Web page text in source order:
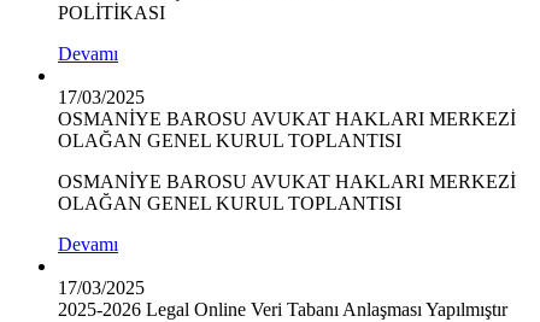
POLİTİKASI
Devamı
17/03/2025
OSMANİYE BAROSU AVUKAT HAKLARI MERKEZİ
OLAĞAN GENEL KURUL TOPLANTISI
OSMANİYE BAROSU AVUKAT HAKLARI MERKEZİ
OLAĞAN GENEL KURUL TOPLANTISI
Devamı
17/03/2025
2025-2026 Legal Online Veri Tabanı Anlaşması Yapılmıştır